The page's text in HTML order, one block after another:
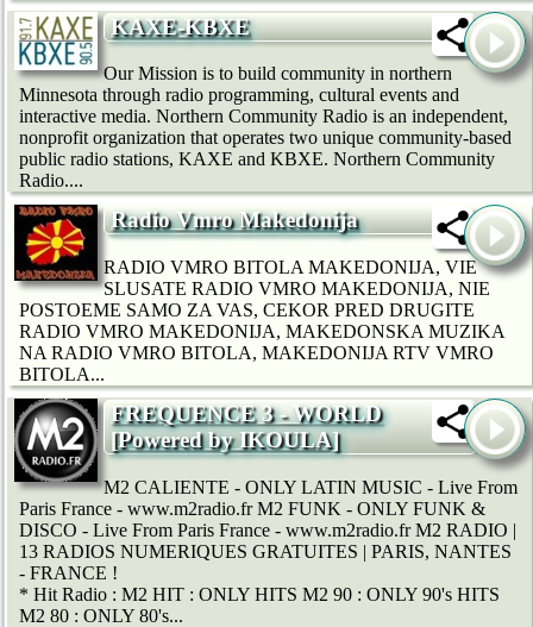
KAXE-KBXE
Our Mission is to build community in northern
Minnesota through radio programming, cultural events and
interactive media. Northern Community Radio is an independent,
nonprofit organization that operates two unique community-based
public radio stations, KAXE and KBXE. Northern Community
Radio....
Radio Vmro Makedonija
RADIO VMRO BITOLA MAKEDONIJA, VIE
SLUSATE RADIO VMRO MAKEDONIJA, NIE
POSTOEME SAMO ZA VAS, CEKOR PRED DRUGITE
RADIO VMRO MAKEDONIJA, MAKEDONSKA MUZIKA
NA RADIO VMRO BITOLA, MAKEDONIJA RTV VMRO
BITOLA...
FREQUENCE 3 - WORLD
[Powered by IKOULA]
M2 CALIENTE - ONLY LATIN MUSIC - Live From
Paris France - www.m2radio.fr M2 FUNK - ONLY FUNK &
DISCO - Live From Paris France - www.m2radio.fr M2 RADIO |
13 RADIOS NUMERIQUES GRATUITES | PARIS, NANTES
- FRANCE !
* Hit Radio : M2 HIT : ONLY HITS M2 90 : ONLY 90's HITS
M2 80 : ONLY 80's...